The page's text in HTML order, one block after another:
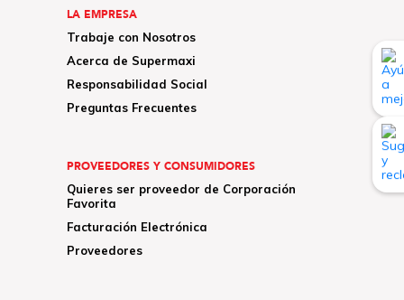
LA EMPRESA
Trabaje con Nosotros
Acerca de Supermaxi
Responsabilidad Social
Preguntas Frecuentes
PROVEEDORES Y CONSUMIDORES
Quieres ser proveedor de Corporación
Favorita
Facturación Electrónica
Proveedores